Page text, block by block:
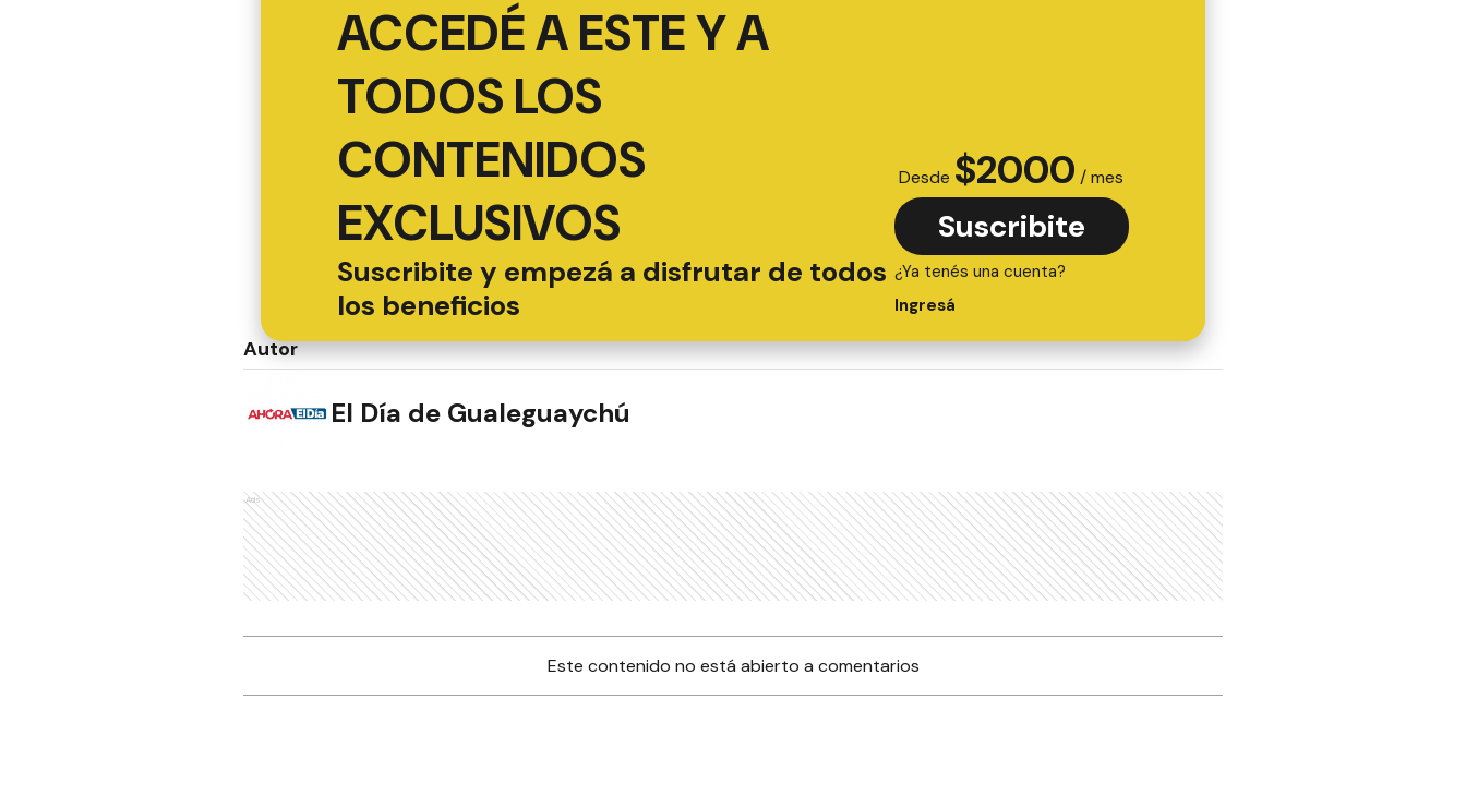
ACCEDÉ A ESTE Y A
TODOS LOS
CONTENIDOS
EXCLUSIVOS
Suscribite y empezá a disfrutar de todos
los beneficios
Desde $2000 / mes
Suscribite
¿Ya tenés una cuenta?
Ingresá
Autor
El Día de Gualeguaychú
Ads
Este contenido no está abierto a comentarios